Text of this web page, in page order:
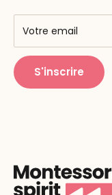
Centres de formation
Public Montessori
Votre email
S'inscrire